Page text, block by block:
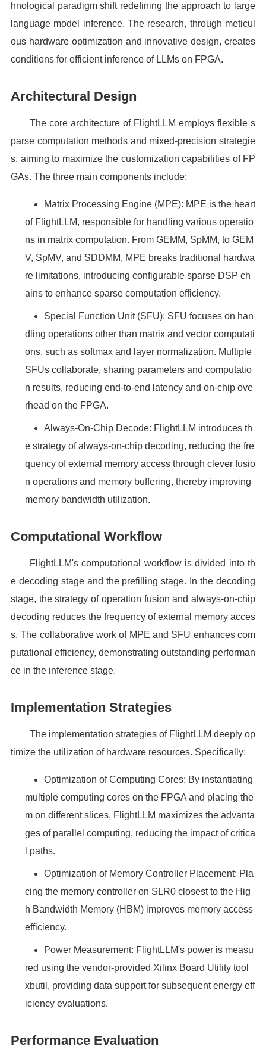
hnological paradigm shift redefining the approach to large
language model inference. The research, through meticul
ous hardware optimization and innovative design, creates
conditions for efficient inference of LLMs on FPGA.
Architectural Design
The core architecture of FlightLLM employs flexible s
parse computation methods and mixed-precision strategie
s, aiming to maximize the customization capabilities of FP
GAs. The three main components include:
Matrix Processing Engine (MPE): MPE is the heart
of FlightLLM, responsible for handling various operatio
ns in matrix computation. From GEMM, SpMM, to GEM
V, SpMV, and SDDMM, MPE breaks traditional hardwa
re limitations, introducing configurable sparse DSP ch
ains to enhance sparse computation efficiency.
Special Function Unit (SFU): SFU focuses on han
dling operations other than matrix and vector computati
ons, such as softmax and layer normalization. Multiple
SFUs collaborate, sharing parameters and computatio
n results, reducing end-to-end latency and on-chip ove
rhead on the FPGA.
Always-On-Chip Decode: FlightLLM introduces th
e strategy of always-on-chip decoding, reducing the fre
quency of external memory access through clever fusio
n operations and memory buffering, thereby improving
memory bandwidth utilization.
Computational Workflow
FlightLLM's computational workflow is divided into th
e decoding stage and the prefilling stage. In the decoding
stage, the strategy of operation fusion and always-on-chip
decoding reduces the frequency of external memory acces
s. The collaborative work of MPE and SFU enhances com
putational efficiency, demonstrating outstanding performan
ce in the inference stage.
Implementation Strategies
The implementation strategies of FlightLLM deeply op
timize the utilization of hardware resources. Specifically:
Optimization of Computing Cores: By instantiating
multiple computing cores on the FPGA and placing the
m on different slices, FlightLLM maximizes the advanta
ges of parallel computing, reducing the impact of critica
l paths.
Optimization of Memory Controller Placement: Pla
cing the memory controller on SLR0 closest to the Hig
h Bandwidth Memory (HBM) improves memory access
efficiency.
Power Measurement: FlightLLM's power is measu
red using the vendor-provided Xilinx Board Utility tool
xbutil, providing data support for subsequent energy eff
iciency evaluations.
Performance Evaluation